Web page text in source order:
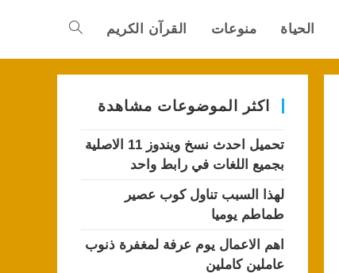
الحياة منوعات القرآن الكريم Toggle
اكثر الموضوعات مشاهدة
تحميل احدث نسخ ويندوز 11 الاصلية
بجميع اللغات في رابط واحد
لهذا السبب تناول كوب عصير
طماطم يوميا
اهم الاعمال يوم عرفة لمغفرة ذنوب
عاملين كاملين